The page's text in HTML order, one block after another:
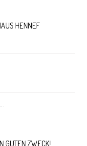
HENNEF
GUTEN ZWECK!